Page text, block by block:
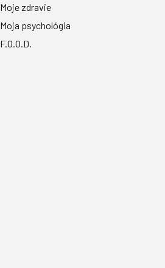
Moje zdravie
Moja psychológia
F.O.O.D.